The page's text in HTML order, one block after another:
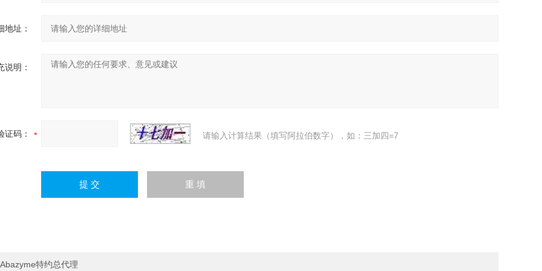
地址：
说明：
证码： 请输入计算结果（填写阿拉伯数字），如：三加四=7
Abazyme特约总代理